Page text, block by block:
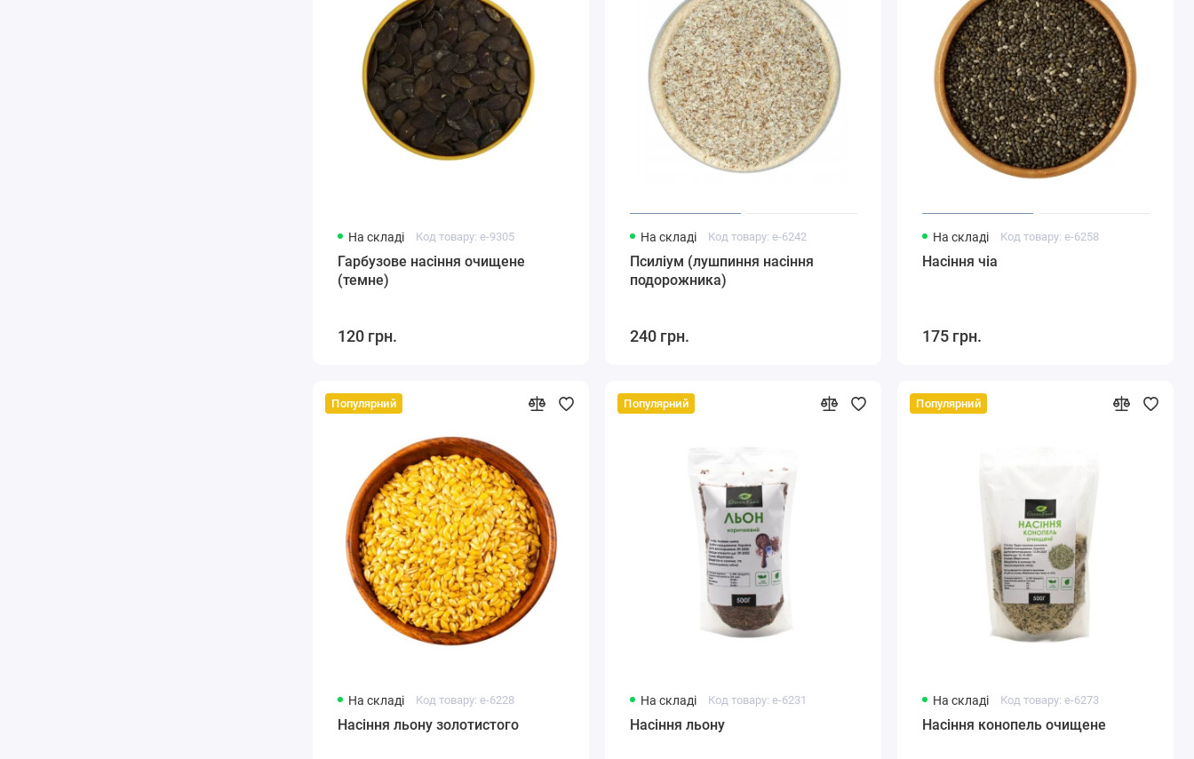
На складі Код товару: e-9305
Гарбузове насіння очищене
(темне)
120 грн.
На складі Код товару: e-6242
Псиліум (лушпиння насіння
подорожника)
240 грн.
На складі Код товару: e-6258
Насіння чіа
175 грн.
Популярний
На складі Код товару: e-6228
Насіння льону золотистого
Популярний
На складі Код товару: e-6231
Насіння льону
Популярний
На складі Код товару: e-6273
Насіння конопель очищене